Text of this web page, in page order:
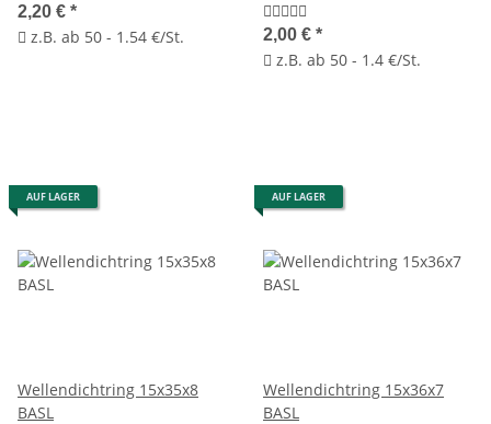
2,20 € *
z.B. ab 50 - 1.54 €/St. 2,00 € *
z.B. ab 50 - 1.4 €/St.
AUF LAGER
Wellendichtring 15x35x8
BASL
AUF LAGER
Wellendichtring 15x36x7
BASL